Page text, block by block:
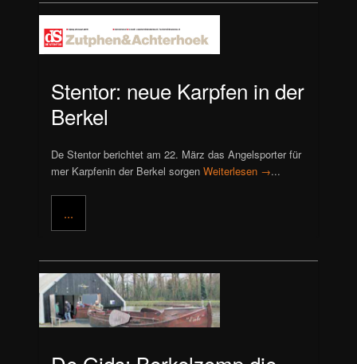
Stentor: neue Karpfen in der
Berkel
De Stentor berichtet am 22. März das Angelsporter für
mer Karpfenin der Berkel sorgenWeiterlesen →...
...